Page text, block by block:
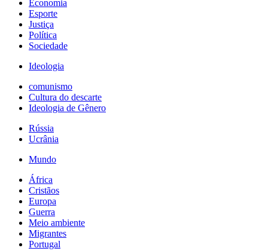
Economia
Esporte
Justiça
Política
Sociedade
Ideologia
comunismo
Cultura do descarte
Ideologia de Gênero
Rússia
Ucrânia
Mundo
África
Cristãos
Europa
Guerra
Meio ambiente
Migrantes
Portugal